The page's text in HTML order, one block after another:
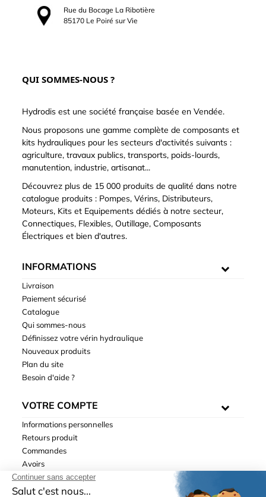
Rue du Bocage La Ribotière
85170 Le Poiré sur Vie
QUI SOMMES-NOUS ?
Hydrodis est une société française basée en Vendée.
Nous proposons une gamme complète de composants et
kits hydrauliques pour les secteurs d'activités suivants :
agriculture, travaux publics, transports, poids-lourds,
manutention, industrie, artisanat...
Découvrez plus de 15 000 produits de qualité dans notre
catalogue produits : Pompes, Vérins, Distributeurs,
Moteurs, Kits et Equipements dédiés à notre secteur,
Connectiques, Flexibles, Outillage, Composants
Électriques et bien d'autres.
INFORMATIONS
Livraison
Paiement sécurisé
Catalogue
Qui sommes-nous
Définissez votre vérin hydraulique
Nouveaux produits
Plan du site
Besoin d'aide ?
VOTRE COMPTE
Informations personnelles
Retours produit
Commandes
Avoirs
Adresses
Bons de réduction